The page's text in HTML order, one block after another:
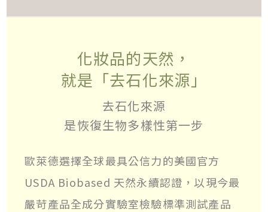
化妝品的天然，
就是「去石化來源」
去石化來源
是恢復生物多樣性第一步
歐萊德選擇全球最具公信力的美國官方
USDA Biobased 天然永續認證，以現今最
嚴苛產品全成分實驗室檢驗標準測試產品